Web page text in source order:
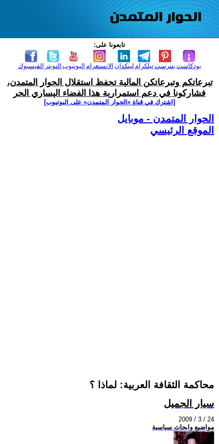
تابعونا على:
الفيسبوك التويتر اليوتيوب الانستغرام لينكدإن تيلكرامبنترست بودكاست
تبرعاتكم وتبرعاتكن المالية تحفظ استقلال الحوار المتمدن،
فشاركونا في دعم استمرارية هذا الفضاء اليساري الحر
[اشترك في قناة ‫«الحوار المتمدن» على اليوتيوب]
الحوار المتمدن - موبايل
الموقع الرئيسي
محاكمة الثقافة العربية: لماذا ؟
سيار الجميل
2009 / 3 / 24
مواضيع وابحاث سياسية